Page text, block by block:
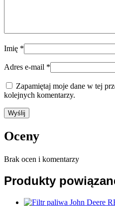
Imię *
Adres e-mail *
Zapamiętaj moje dane w tej
kolejnych komentarzy.
Oceny
Brak ocen i komentarzy
Produkty